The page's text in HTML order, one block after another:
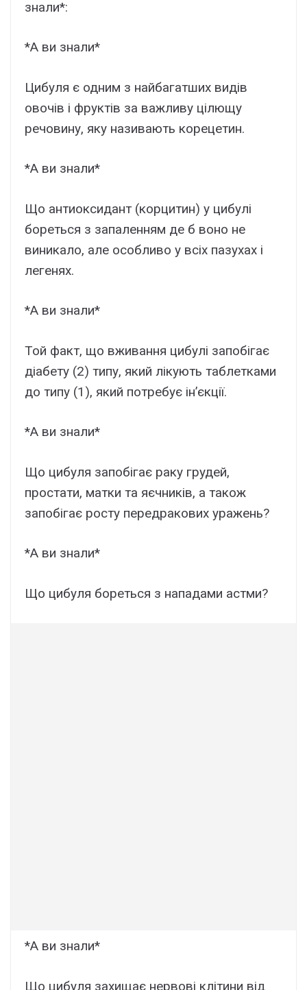
знали*:
*А ви знали*
Цибуля є одним з найбагатших видів
овочів і фруктів за важливу цілющу
речовину, яку називають корецетин.
*А ви знали*
Що антиоксидант (корцитин) у цибулі
бореться з запаленням де б воно не
виникало, але особливо у всіх пазухах і
легенях.
*А ви знали*
Той факт, що вживання цибулі запобігає
діабету (2) типу, який лікують таблетками
до типу (1), який потребує ін’єкції.
*А ви знали*
Що цибуля запобігає раку грудей,
простати, матки та яєчників, а також
запобігає росту передракових уражень?
*А ви знали*
Що цибуля бореться з нападами астми?
*А ви знали*
Що цибуля захищає нервові клітини від